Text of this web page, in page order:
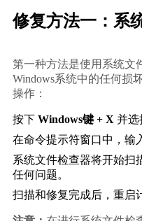
修复方法一：系
第一种方法是使用系统文
Windows系统中的任何损
操作：
按下 Windows键 + X 并选
在命令提示符窗口中，输
系统文件检查器将开始扫
任何问题。
扫描和修复完成后，重启